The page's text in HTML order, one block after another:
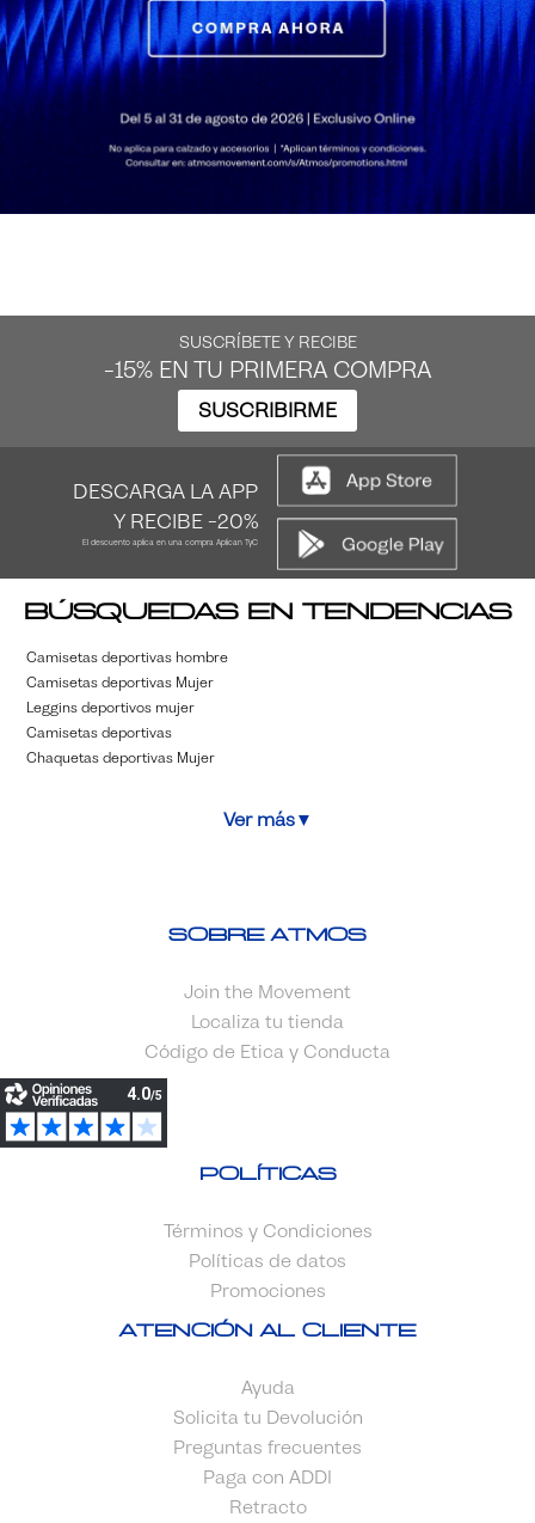
SUSCRÍBETE Y RECIBE
-15% EN TU PRIMERA COMPRA
SUSCRIBIRME
DESCARGA LA APP
Y RECIBE -20%
El descuento aplica en una compra Aplican TyC
Búsquedas en tendencias
Camisetas deportivas hombre
Camisetas deportivas Mujer
Leggins deportivos mujer
Camisetas deportivas
Chaquetas deportivas Mujer
Ver más▼
Sobre Atmos
Join the Movement
Localiza tu tienda
Código de Etica y Conducta
Políticas
Términos y Condiciones
Políticas de datos
Promociones
Atención al cliente
Ayuda
Solicita tu Devolución
Preguntas frecuentes
Paga con ADDI
Retracto